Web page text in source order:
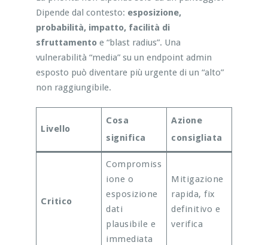
Dipende dal contesto: esposizione,
probabilità, impatto, facilità di
sfruttamentoe “blast radius”. Una
vulnerabilità “media” su un endpoint admin
esposto può diventare più urgente di un “alto”
non raggiungibile.
Livello
Cosa
significa
Azione
consigliata
Critico
Compromiss
ione o
esposizione
dati
plausibile e
immediata
Mitigazione
rapida, fix
definitivo e
verifica